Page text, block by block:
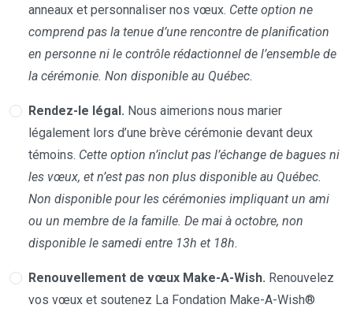
anneaux et personnaliser nos vœux. Cette option ne
comprend pas la tenue d’une rencontre de planification
en personne ni le contrôle rédactionnel de l’ensemble de
la cérémonie. Non disponible au Québec.
Rendez-le légal. Nous aimerions nous marier
légalement lors d’une brève cérémonie devant deux
témoins. Cette option n’inclut pas l’échange de bagues ni
les vœux, et n’est pas non plus disponible au Québec.
Non disponible pour les cérémonies impliquant un ami
ou un membre de la famille. De mai à octobre, non
disponible le samedi entre 13h et 18h.
Renouvellement de vœux Make-A-Wish. Renouvelez
vos vœux et soutenez La Fondation Make-A-Wish®